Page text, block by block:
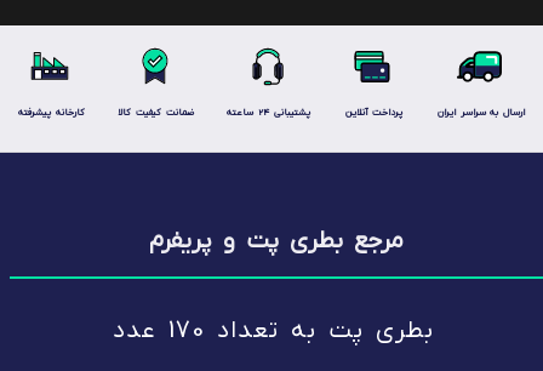
ارسال به سراسر ایران پرداخت آنلاین پشتیبانی 24 ساعته ضمانت کیفیت کالا کارخانه پیشرفته
مرجع بطری پت و پریفرم
بطری پت به تعداد 170 عدد